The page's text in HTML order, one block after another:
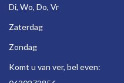
Di, Wo, Do, Vr
Zaterdag
Zondag
Komt u van ver, bel even: